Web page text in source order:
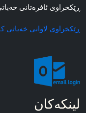
ڕێکخراوی ئافره‌تانی
ڕێکخراوی لاوانی خه‌باتی
لینکه‌کان